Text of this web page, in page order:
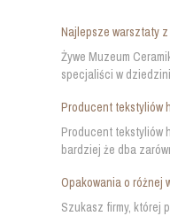
Najlepsze warsztaty
Żywe Muzeum
specjaliści w
Producent tekstyliów
Producent tekstyliów
bardziej że dba
Opakowania o różnej
Szukasz firmy, której